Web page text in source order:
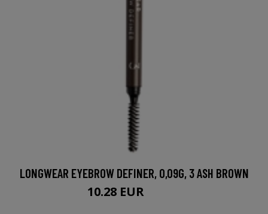
LONGWEAR EYEBROW DEFINER, 0,09G, 3 ASH BROWN
10.28 EUR